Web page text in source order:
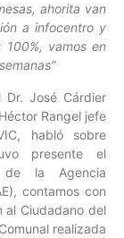
ahorita van
a infocentro y
vamos en
José Cárdier
Rangel jefe
habló sobre
presente el
de la Agencia
contamos con
al Ciudadano del
realizada